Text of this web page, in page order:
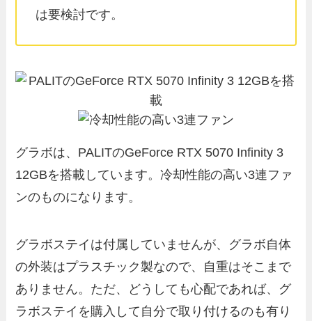
は要検討です。
グラボは、PALITのGeForce RTX 5070 Infinity 3
12GBを搭載しています。冷却性能の高い3連ファ
ンのものになります。
グラボステイは付属していませんが、グラボ自体
の外装はプラスチック製なので、自重はそこまで
ありません。ただ、どうしても心配であれば、グ
ラボステイを購入して自分で取り付けるのも有り